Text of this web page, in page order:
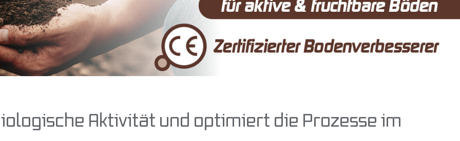
Aktivität und optimiert die Prozesse im